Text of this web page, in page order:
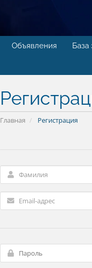
Объявления База
Главная Регистрация